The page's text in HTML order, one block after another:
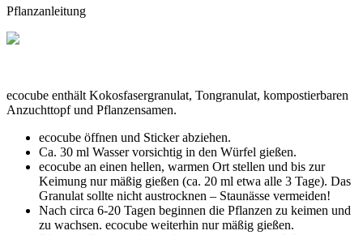
Pflanzanleitung
ecocube enthält Kokosfasergranulat, Tongranulat, kompostierbaren
Anzuchttopf und Pflanzensamen.
ecocube öffnen und Sticker abziehen.
Ca. 30 ml Wasser vorsichtig in den Würfel gießen.
ecocube an einen hellen, warmen Ort stellen und bis zur
Keimung nur mäßig gießen (ca. 20 ml etwa alle 3 Tage). Das
Granulat sollte nicht austrocknen – Staunässe vermeiden!
Nach circa 6-20 Tagen beginnen die Pflanzen zu keimen und
zu wachsen. ecocube weiterhin nur mäßig gießen.